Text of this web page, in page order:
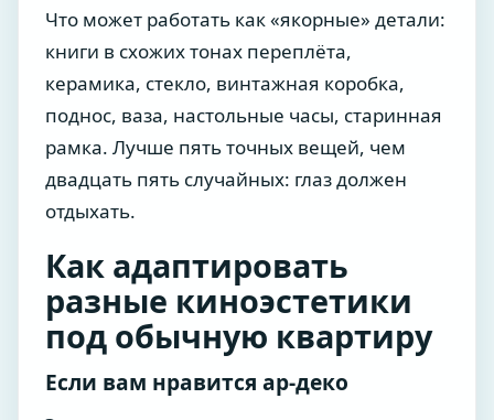
Что может работать как «якорные» детали:
книги в схожих тонах переплёта,
керамика, стекло, винтажная коробка,
поднос, ваза, настольные часы, старинная
рамка. Лучше пять точных вещей, чем
двадцать пять случайных: глаз должен
отдыхать.
Как адаптировать
разные киноэстетики
под обычную квартиру
Если вам нравится ар-деко